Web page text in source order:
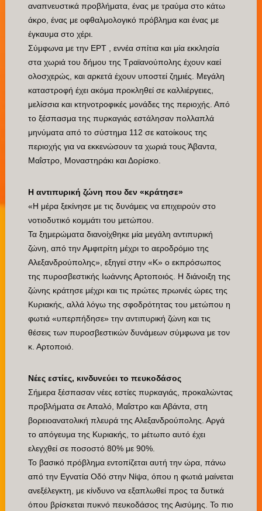
αναπνευστικά προβλήματα, ένας με τραύμα στο κάτω
άκρο, ένας με οφθαλμολογικό πρόβλημα και ένας με
έγκαυμα στο χέρι.
Σύμφωνα με την ΕΡΤ , εννέα σπίτια και μία εκκλησία
στα χωριά του δήμου της Τραϊανούπολης έχουν καεί
ολοσχερώς, και αρκετά έχουν υποστεί ζημιές. Μεγάλη
καταστροφή έχει ακόμα προκληθεί σε καλλιέργειες,
μελίσσια και κτηνοτροφικές μονάδες της περιοχής. Από
το ξέσπασμα της πυρκαγιάς εστάλησαν πολλαπλά
μηνύματα από το σύστημα 112 σε κατοίκους της
περιοχής για να εκκενώσουν τα χωριά τους Άβαντα,
Μαΐστρο, Μοναστηράκι και Δορίσκο.
Η αντιπυρική ζώνη που δεν «κράτησε»
«Η μέρα ξεκίνησε με τις δυνάμεις να επιχειρούν στο
νοτιοδυτικό κομμάτι του μετώπου.
Τα ξημερώματα διανοίχθηκε μία μεγάλη αντιπυρική
ζώνη, από την Αμφιτρίτη μέχρι το αεροδρόμιο της
Αλεξανδρούπολης», εξηγεί στην «Κ» ο εκπρόσωπος
της πυροσβεστικής Ιωάννης Αρτοποιός. Η διάνοιξη της
ζώνης κράτησε μέχρι και τις πρώτες πρωινές ώρες της
Κυριακής, αλλά λόγω της σφοδρότητας του μετώπου η
φωτιά «υπερπήδησε» την αντιπυρική ζώνη και τις
θέσεις των πυροσβεστικών δυνάμεων σύμφωνα με τον
κ. Αρτοποιό.
Νέες εστίες, κινδυνεύει το πευκοδάσος
Σήμερα ξέσπασαν νέες εστίες πυρκαγιάς, προκαλώντας
προβλήματα σε Απαλό, Μαΐστρο και Αβάντα, στη
βορειοανατολική πλευρά της Αλεξανδρούπολης. Αργά
το απόγευμα της Κυριακής, το μέτωπο αυτό έχει
ελεγχθεί σε ποσοστό 80% με 90%.
Το βασικό πρόβλημα εντοπίζεται αυτή την ώρα, πάνω
από την Εγνατία Οδό στην Νίψα, όπου η φωτιά μαίνεται
ανεξέλεγκτη, με κίνδυνο να εξαπλωθεί προς τα δυτικά
όπου βρίσκεται πυκνό πευκοδάσος της Αισύμης. Το πιο